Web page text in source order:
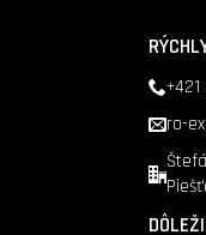
ro-